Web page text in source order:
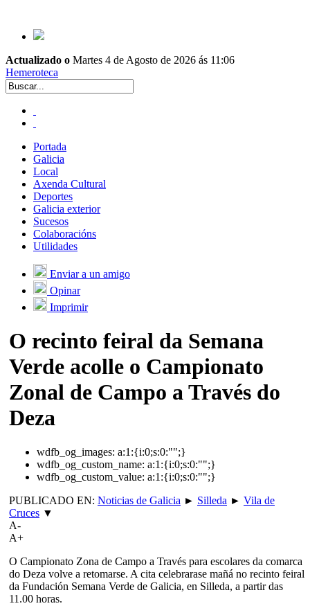
Actualizado o Martes 4 de Agosto de 2026 ás 11:06
Hemeroteca
Portada
Galicia
Local
Axenda Cultural
Deportes
Galicia exterior
Sucesos
Colaboracións
Utilidades
Enviar a un amigo
Opinar
Imprimir
O recinto feiral da Semana
Verde acolle o Campionato
Zonal de Campo a Través do
Deza
wdfb_og_images: a:1:{i:0;s:0:"";}
wdfb_og_custom_name: a:1:{i:0;s:0:"";}
wdfb_og_custom_value: a:1:{i:0;s:0:"";}
PUBLICADO EN: Noticias de Galicia ► Silleda ► Vila de
Cruces ▼
A-
A+
O Campionato Zona de Campo a Través para escolares da comarca
do Deza volve a retomarse. A cita celebrarase mañá no recinto feiral
da Fundación Semana Verde de Galicia, en Silleda, a partir das
11.00 horas.